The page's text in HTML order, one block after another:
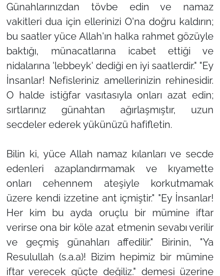
Günahlarınızdan tövbe edin ve namaz
vakitleri dua için ellerinizi O'na doğru kaldırın;
bu saatler yüce Allah'ın halka rahmet gözüyle
baktığı, münacatlarına icabet ettiği ve
nidalarına 'lebbeyk' dediği en iyi saatlerdir." "Ey
İnsanlar! Nefisleriniz amellerinizin rehinesidir.
O halde istiğfar vasıtasıyla onları azat edin;
sırtlarınız günahtan ağırlaşmıştır, uzun
secdeler ederek yükünüzü hafifletin.
Bilin ki, yüce Allah namaz kılanları ve secde
edenleri azaplandırmamak ve kıyamette
onları cehennem ateşiyle korkutmamak
üzere kendi izzetine ant içmiştir." "Ey İnsanlar!
Her kim bu ayda oruçlu bir mümine iftar
verirse ona bir köle azat etmenin sevabı verilir
ve geçmiş günahları affedilir." Birinin, "Ya
Resulullah (s.a.a)! Bizim hepimiz bir mümine
iftar verecek güçte değiliz." demesi üzerine